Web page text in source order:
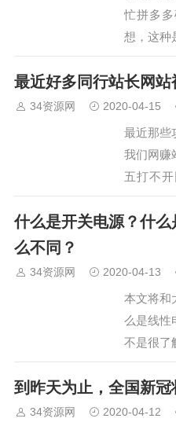
忙拼多
想，这种
说下，这
商品的。
的。因为
人加入帮
最近好多同行站长网
34资源网 2020-04-15
最近那些
我们网赚
五打不
了，好多
行业，
什么是开关电源？什
么不同？
34资源网 2020-04-13
本文将和
么是线性
不是很了
对大家
到昨天为止，全国新
34资源网 2020-04-12